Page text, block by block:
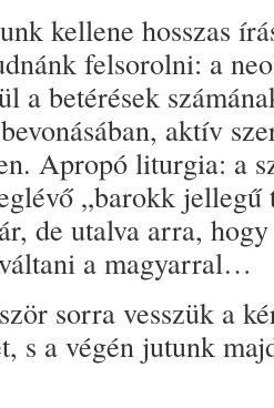
kellene hosszas
felsorolni: a
a betérések
aktív
Apropó liturgia: a
„barokk jellegű
de utalva arra,
a magyarral…
sorra vesszük a
s a végén jutunk